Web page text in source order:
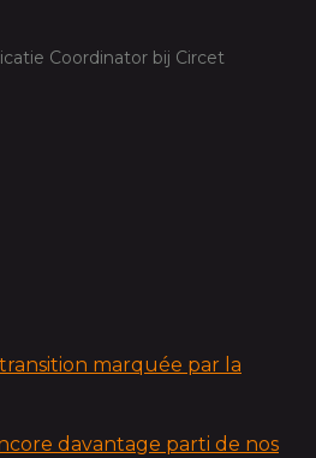
Coordinator bij Circet
marquée par la
davantage parti de nos